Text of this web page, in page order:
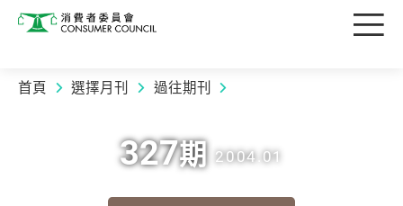
消費者委員會 目
首頁 選擇月刊 過往期刊
327期 2004.01